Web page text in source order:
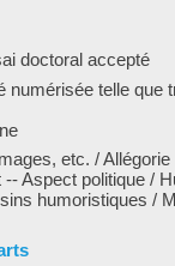
doctoral accepté
numérisée telle que
etc. /
Aspect politique /
humoristiques /